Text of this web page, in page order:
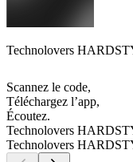
Technolovers
Scannez le code,
Téléchargez l’app,
Écoutez.
Technolovers
Technolovers